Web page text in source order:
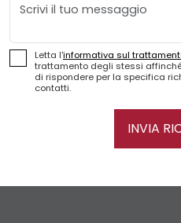
Letta l'informativa sul
trattamento degli stessi
di rispondere per la specifica
contatti.
INVIA